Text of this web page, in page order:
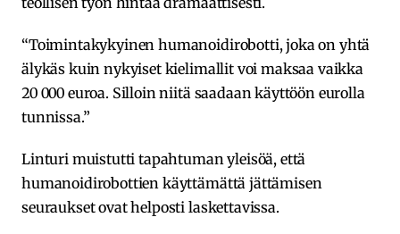
“Toimintakykyinen humanoidirobotti, joka on yhtä
älykäs kuin nykyiset kielimallit voi maksaa vaikka
20 000 euroa. Silloin niitä saadaan käyttöön eurolla
tunnissa.”
Linturi muistutti tapahtuman yleisöä, että
humanoidirobottien käyttämättä jättämisen
seuraukset ovat helposti laskettavissa.